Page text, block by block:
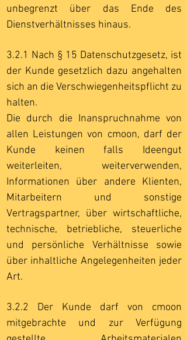
unbegrenzt über das Ende des
Dienstverhältnisses hinaus.
3.2.1 Nach § 15 Datenschutzgesetz, ist
der Kunde gesetzlich dazu angehalten
sich an die Verschwiegenheitspflicht zu
halten.
Die durch die Inanspruchnahme von
allen Leistungen von cmoon, darf der
Kunde keinen falls Ideengut
weiterleiten, weiterverwenden,
Informationen über andere Klienten,
Mitarbeitern und sonstige
Vertragspartner, über wirtschaftliche,
technische, betriebliche, steuerliche
und persönliche Verhältnisse sowie
über inhaltliche Angelegenheiten jeder
Art.
3.2.2 Der Kunde darf von cmoon
mitgebrachte und zur Verfügung